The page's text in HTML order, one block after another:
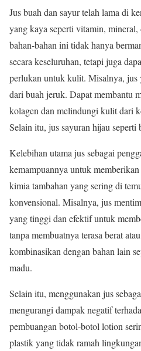
Jus buah dan sayur telah lama di
yang kaya seperti vitamin,
bahan-bahan ini tidak hanya
secara keseluruhan, tetapi juga
perlukan untuk kulit. Misalnya, jus
dari buah jeruk. Dapat membantu
kolagen dan melindungi kulit dari
Selain itu, jus sayuran hijau seperti
Kelebihan utama jus sebagai
kemampuannya untuk
kimia tambahan yang sering di
konvensional. Misalnya, jus
yang tinggi dan efektif untuk
tanpa membuatnya terasa berat
kombinasikan dengan bahan lain
madu.
Selain itu, menggunakan jus
mengurangi dampak negatif
pembuangan botol-botol lotion
plastik yang tidak ramah